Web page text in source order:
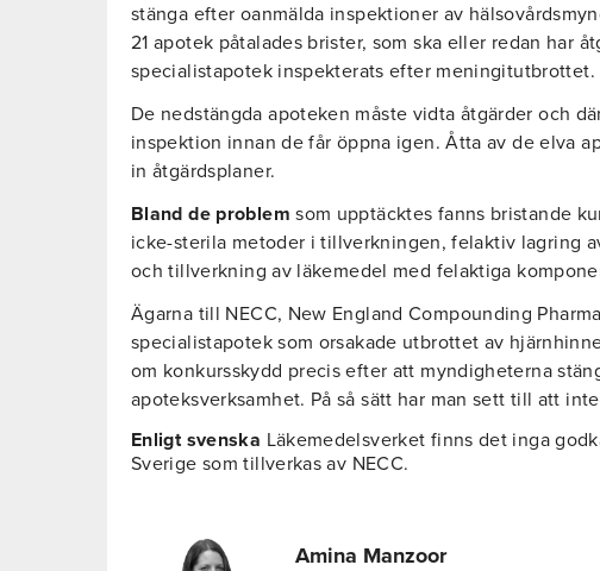
stänga efter oanmälda inspektioner av
21 apotek påtalades brister, som ska eller redan har
specialistapotek inspekterats efter meningitutbrottet.
De nedstängda apoteken måste vidta åtgärder och
inspektion innan de får öppna igen. Åtta av de elva
in åtgärdsplaner.
Bland de problem som upptäcktes fanns bristande
icke-sterila metoder i tillverkningen, felaktiv lagring
och tillverkning av läkemedel med felaktiga
Ägarna till NECC, New England Compounding
specialistapotek som orsakade utbrottet av
om konkursskydd precis efter att myndigheterna
apoteksverksamhet. På så sätt har man sett till att
Enligt svenska Läkemedelsverket finns det inga
Sverige som tillverkas av NECC.
Amina Manzoor